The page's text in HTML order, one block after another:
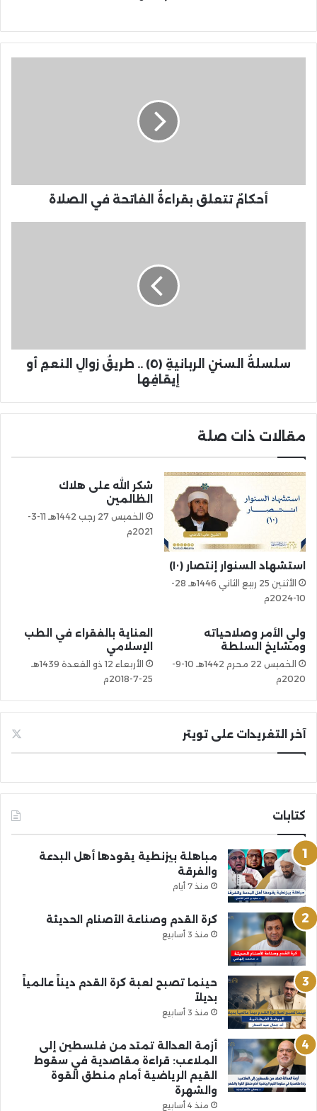
أحكامٌ تتعلق بقراءةُ الفاتحة في الصلاة
سلسلةُ السننِ الربانيةِ (٥) .. طريقُ زوالِ النعمِ أو
إيقافِها
مقالات ذات صلة
استشهاد السنوار إنتصار (١٠)
الأثنين 25 ربيع الثاني 1446هـ 28-
10-2024م
شكر الله على هلاك
الظالمين
الخميس 27 رجب 1442هـ 11-3-
2021م
ولي الأمر وصلاحياته
ومشايخ السلطة
الخميس 22 محرم 1442هـ 10-9-
2020م
العناية بالفقراء في الطب
الإسلامي
الأربعاء 12 ذو القعدة 1439هـ
25-7-2018م
آخر التغريدات على تويتر
كتابات
مباهلة بيزنطية يقودها أهل البدعة
والفرقة
منذ 7 أيام
كرة القدم وصناعة الأصنام الحديثة
منذ 3 أسابيع
حينما تصبح لعبة كرة القدم ديناً عالمياً
بديلاً
منذ 3 أسابيع
أزمة العدالة تمتد من فلسطين إلى
الملاعب: قراءة مقاصدية في سقوط
القيم الرياضية أمام منطق القوة
والشهرة
منذ 4 أسابيع